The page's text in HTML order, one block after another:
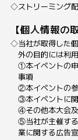
ストリーミング
【個人情報の
当社が取得した
外の目的には利
①本イベントの
事項
②本イベントの
③本イベントに
④その他本大会
⑤当社が主催す
業に関する広告